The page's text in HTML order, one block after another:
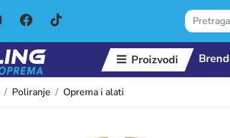
Proizvodi
Poliranje Oprema i alati